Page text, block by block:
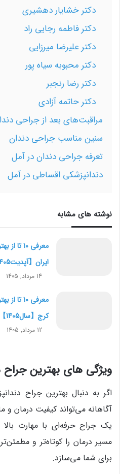
دکتر خشایار دهشیری
دکتر فاطمه رجایی راد
دکتر علیرضا میرزایی
دکتر محبوبه سیاه پور
دکتر رضا رنجبر
دکتر حاتمه آزادی
مراقبت‌های بعد از جراحی
سنین مناسب جراحی دندان
تعرفه جراحی دندان در آمل
دندانپزشکی اقساطی در آمل
نوشته های مشابه
معرفی 10
ایران【آپدیت1405】⭐️
14 مرداد, 1405
معرفی
کرج【سال1405】✅
12 مرداد, 1405
ویژگی های بهترین
اگر به دنبال بهترین جراح
آگاهانه می‌تواند کیفیت درمان و
یک جراح حرفه‌ای با مهارت
مسیر درمان را کوتاه‌تر و
برای شما می‌سازد.